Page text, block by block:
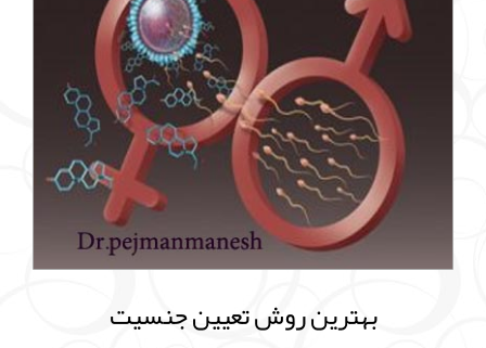
بهترین روش تعیین جنسیت